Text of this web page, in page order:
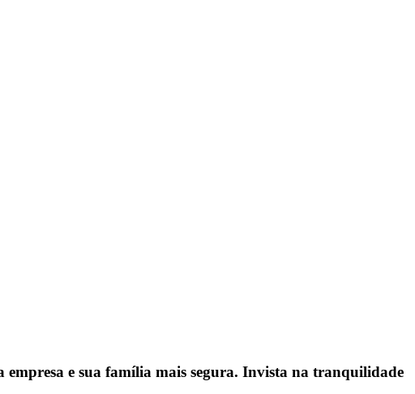
e sua família mais segura. Invista na tranquilidade